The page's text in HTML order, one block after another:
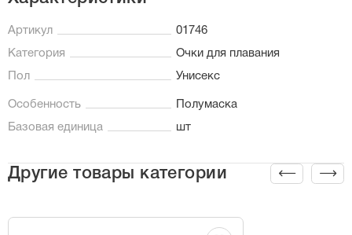
Артикул 01746
Категория Очки для плавания
Пол Унисекс
Особенность Полумаска
Базовая единица шт
Другие товары категории